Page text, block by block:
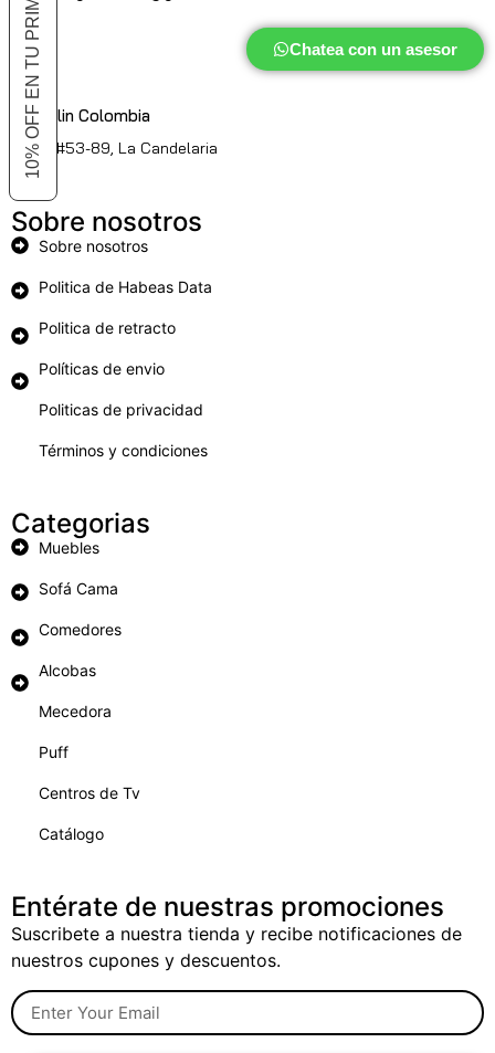
Chatea con un asesor
Medellin Colombia
Cl. 51 #53-89, La Candelaria
Sobre nosotros
Sobre nosotros
Politica de Habeas Data
Politica de retracto
Políticas de envio
Politicas de privacidad
Términos y condiciones
Categorias
Muebles
Sofá Cama
Comedores
Alcobas
Mecedora
Puff
Centros de Tv
Catálogo
Entérate de nuestras promociones
Suscribete a nuestra tienda y recibe notificaciones de
nuestros cupones y descuentos.